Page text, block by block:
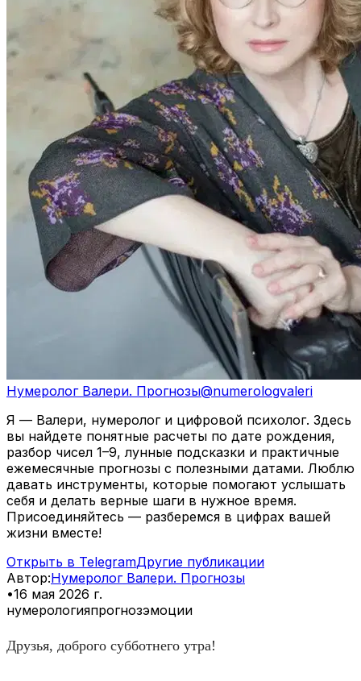
Нумеролог Валери. Прогнозы@numerologvaleri
Я — Валери, нумеролог и цифровой психолог. Здесь
вы найдете понятные расчеты по дате рождения,
разбор чисел 1–9, лунные подсказки и практичные
ежемесячные прогнозы с полезными датами. Люблю
давать инструменты, которые помогают услышать
себя и делать верные шаги в нужное время.
Присоединяйтесь — разберемся в цифрах вашей
жизни вместе!
Открыть в TelegramДругие публикации
Автор:Нумеролог Валери. Прогнозы
•16 мая 2026 г.
нумерологияпрогнозэмоции
Друзья, доброго субботнего утра!